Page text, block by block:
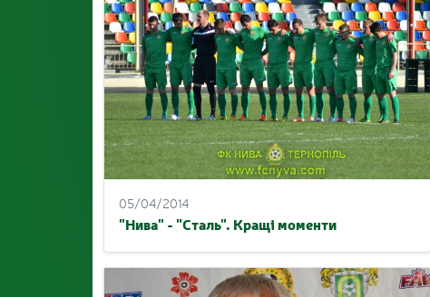
05/04/2014
"Нива" - "Сталь". Кращі моменти